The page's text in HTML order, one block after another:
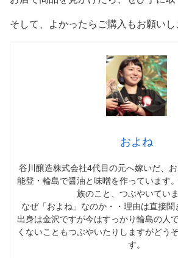
そして、よかったらご購入もお願い
およね
谷川醸造株式会社4代目の元へ嫁いだ、お
能登・輪島で醤油と味噌を作っています
族のこと、つぶやいていま
なぜ「およね」なのか・・理由は直接聞
出身は金沢ですが今はすっかり輪島の人
くないこともつぶやいたりしますがどう
す。